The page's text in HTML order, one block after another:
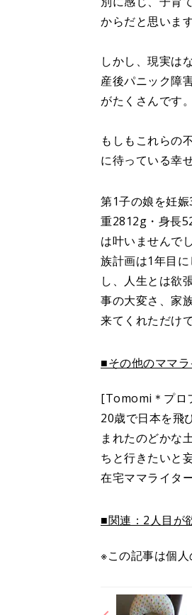
からだと思います
しかし、現実は
産後パニック障
がたくさんです
もしもこれらの
に待っている幸
第1子の娘を妊
重2812g・身長
は叶いませんで
族計画は1年目
し、人生とは欲
事の大変さ、家
来てくれただけ
■その他のママ
[Tomomi＊プロ
20歳で日本を飛
まれたのどかな
ちと行きたいと
在宅ママライター
■関連：2人目が
※この記事は個人